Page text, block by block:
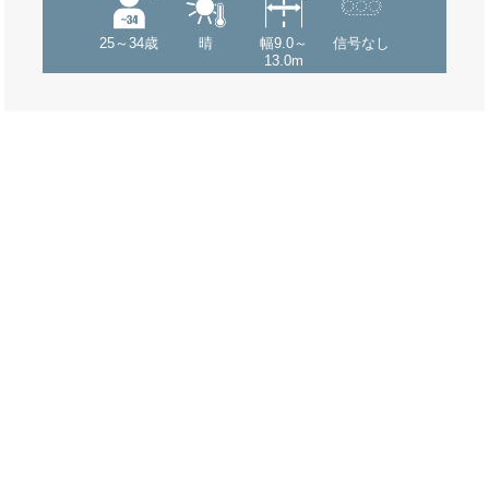
25～34歳 晴
幅9.0～
13.0m
信号なし